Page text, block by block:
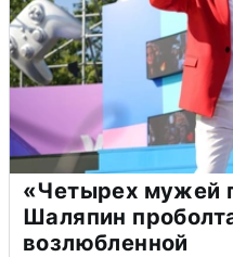
«Четырех мужей
Шаляпин
возлюбленной